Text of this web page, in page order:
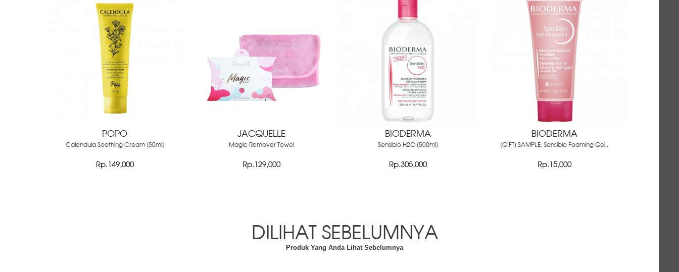
POPO
Calendula Soothing Cream (50ml)
Rp.149,000
JACQUELLE
Magic Remover Towel
Rp.129,000
BIODERMA
Sensibio H2O (500ml)
Rp.305,000
BIODERMA
[GIFT] SAMPLE: Sensibio Foaming Gel..
Rp.15,000
DILIHAT SEBELUMNYA
Produk Yang Anda Lihat Sebelumnya